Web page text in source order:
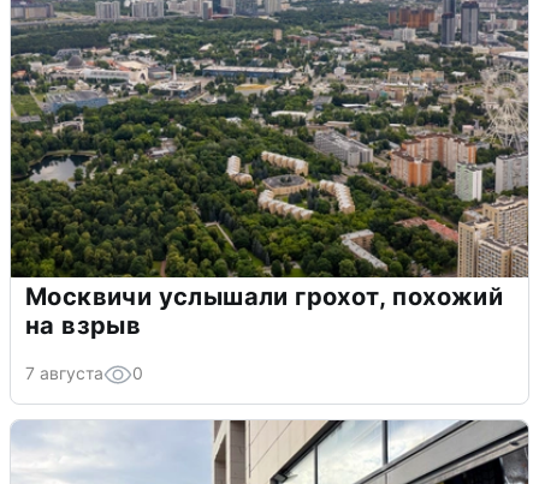
Москвичи услышали грохот, похожий
на взрыв
7 августа 0